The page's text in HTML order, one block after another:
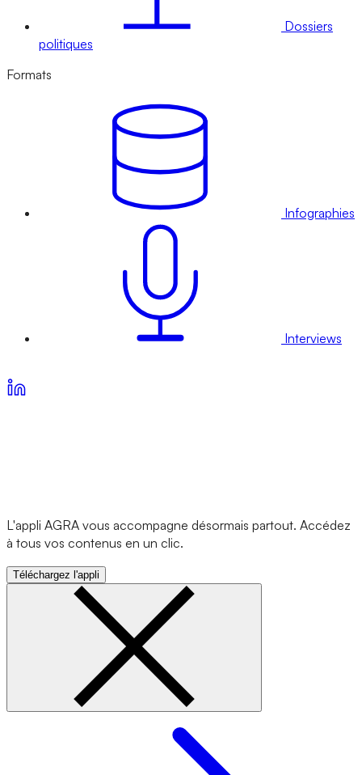
Dossiers
politiques
Formats
Infographies
Interviews
L'appli AGRA vous accompagne désormais partout. Accédez
à tous vos contenus en un clic.
Téléchargez l'appli